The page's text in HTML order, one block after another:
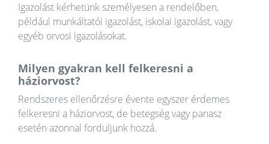
Igazolást kérhetünk személyesen a rendelőben,
például munkáltatói igazolást, iskolai igazolást, vagy
egyéb orvosi igazolásokat.
Milyen gyakran kell felkeresni a
háziorvost?
Rendszeres ellenőrzésre évente egyszer érdemes
felkeresni a háziorvost, de betegség vagy panasz
esetén azonnal forduljunk hozzá.